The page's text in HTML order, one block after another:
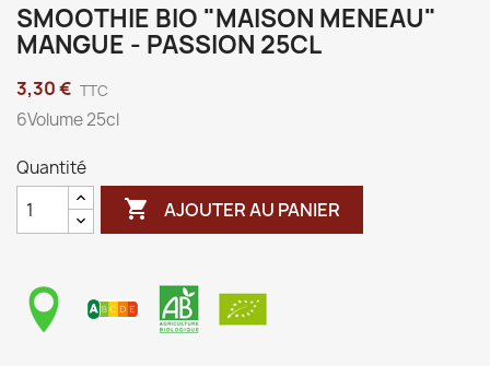
SMOOTHIE BIO "MAISON MENEAU"
MANGUE - PASSION 25CL
3,30 € TTC
6Volume 25cl
Quantité
 AJOUTER AU PANIER